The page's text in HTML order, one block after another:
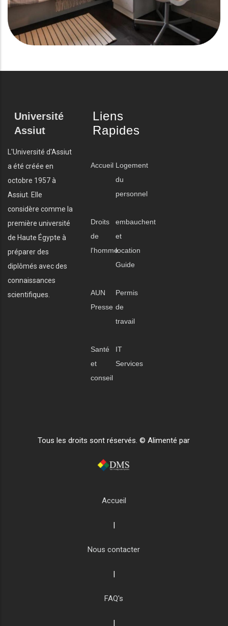
Université
Assiut
L'Université d'Assiut
a été créée en
octobre 1957 à
Assiut. Elle
considère comme la
première université
de Haute Égypte à
préparer des
diplômés avec des
connaissances
scientifiques.
Liens
Rapides
Accueil Logement
du
personnel
Droits
de
l'homme
embauchent
et
location
Guide
AUN
Presse
Permis
de
travail
Santé
et
conseil
IT
Services
Tous les droits sont réservés. © Alimenté par
Accueil
Nous contacter
FAQ's